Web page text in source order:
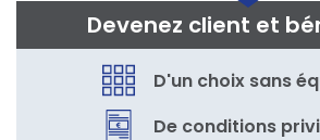
Devenez client et
D'un choix sans
De conditions